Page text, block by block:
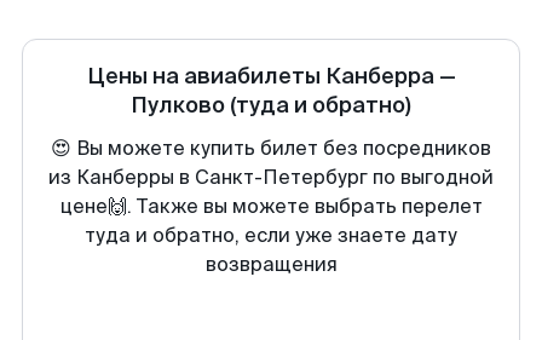
Цены на авиабилеты Канберра—
Пулково (туда и обратно)
😍 Вы можете купить билет без посредников
из Канберры в Санкт-Петербург по выгодной
цене🙌. Также вы можете выбрать перелет
туда и обратно, если уже знаете дату
возвращения